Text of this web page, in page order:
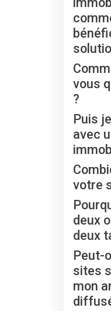
vous
?
Puis
avec
votre
deux
deux
Peut-
sites
mon